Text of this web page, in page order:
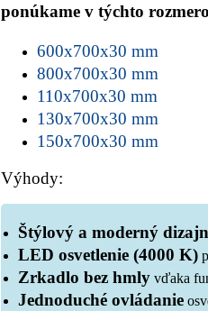
ponúkame v týchto
600x700x30 mm
800x700x30 mm
110x700x30 mm
130x700x30 mm
150x700x30 mm
Výhody:
Štýlový a moderný dizajn
LED osvetlenie (4000 K)
Zrkadlo bez hmlyvďaka
Jednoduché ovládanie